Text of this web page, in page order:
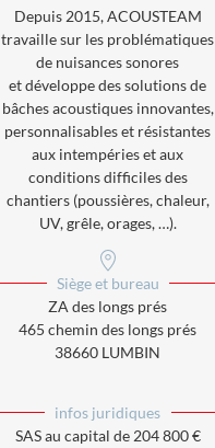
Depuis 2015, ACOUSTEAM
travaille sur les problématiques
de nuisances sonores
et développe des solutions de
bâches acoustiques innovantes,
personnalisables et résistantes
aux intempéries et aux
conditions difficiles des
chantiers (poussières, chaleur,
UV, grêle, orages, …).
Siège et bureau
ZA des longs prés
465 chemin des longs prés
38660 LUMBIN
infos juridiques
SAS au capital de 204 800 €